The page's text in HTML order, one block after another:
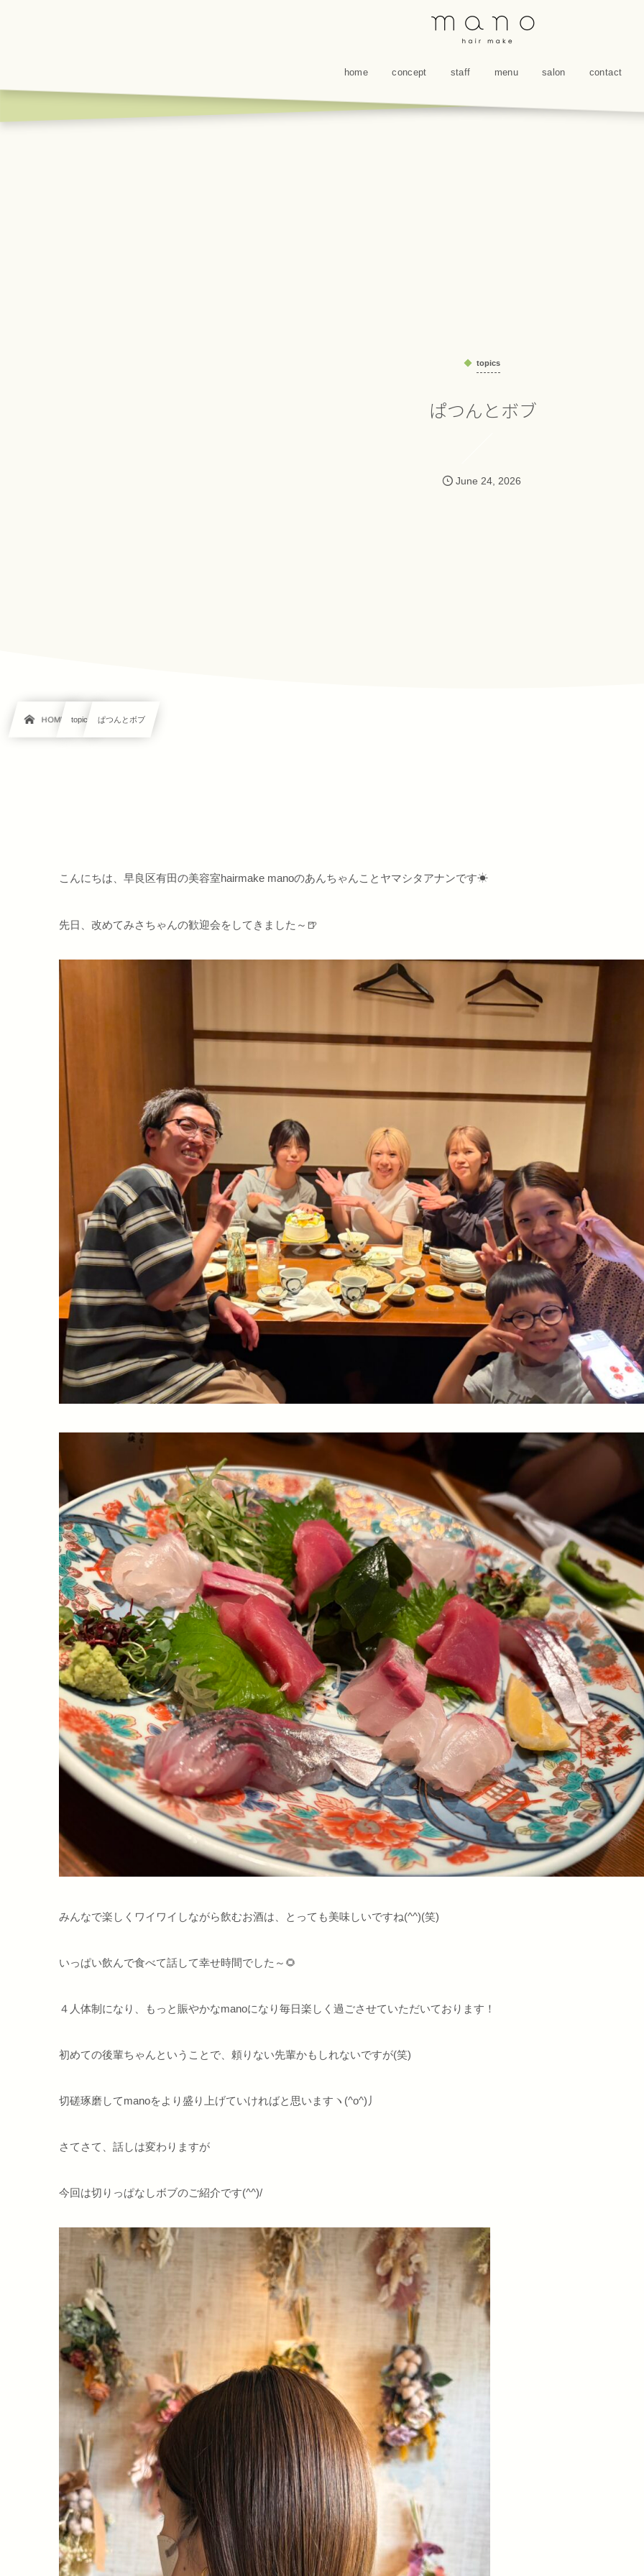
home concept staff menu salon contact
topics
ぱつんとボブ
June 24, 2026
HOME topics ぱつんとボブ
こんにちは、早良区有田の美容室hairmake manoのあんちゃんことヤマシタアナンです☀
先日、改めてみさちゃんの歓迎会をしてきました～🍺
みんなで楽しくワイワイしながら飲むお酒は、とっても美味しいですね(^^)(笑)
いっぱい飲んで食べて話して幸せ時間でした～🌻
４人体制になり、もっと賑やかなmanoになり毎日楽しく過ごさせていただいております！
初めての後輩ちゃんということで、頼りない先輩かもしれないですが(笑)
切磋琢磨してmanoをより盛り上げていければと思いますヽ(^o^)丿
さてさて、話しは変わりますが
今回は切りっぱなしボブのご紹介です(^^)/